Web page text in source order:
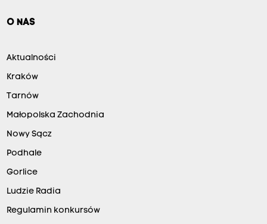
O NAS
Aktualności
Kraków
Tarnów
Małopolska Zachodnia
Nowy Sącz
Podhale
Gorlice
Ludzie Radia
Regulamin konkursów